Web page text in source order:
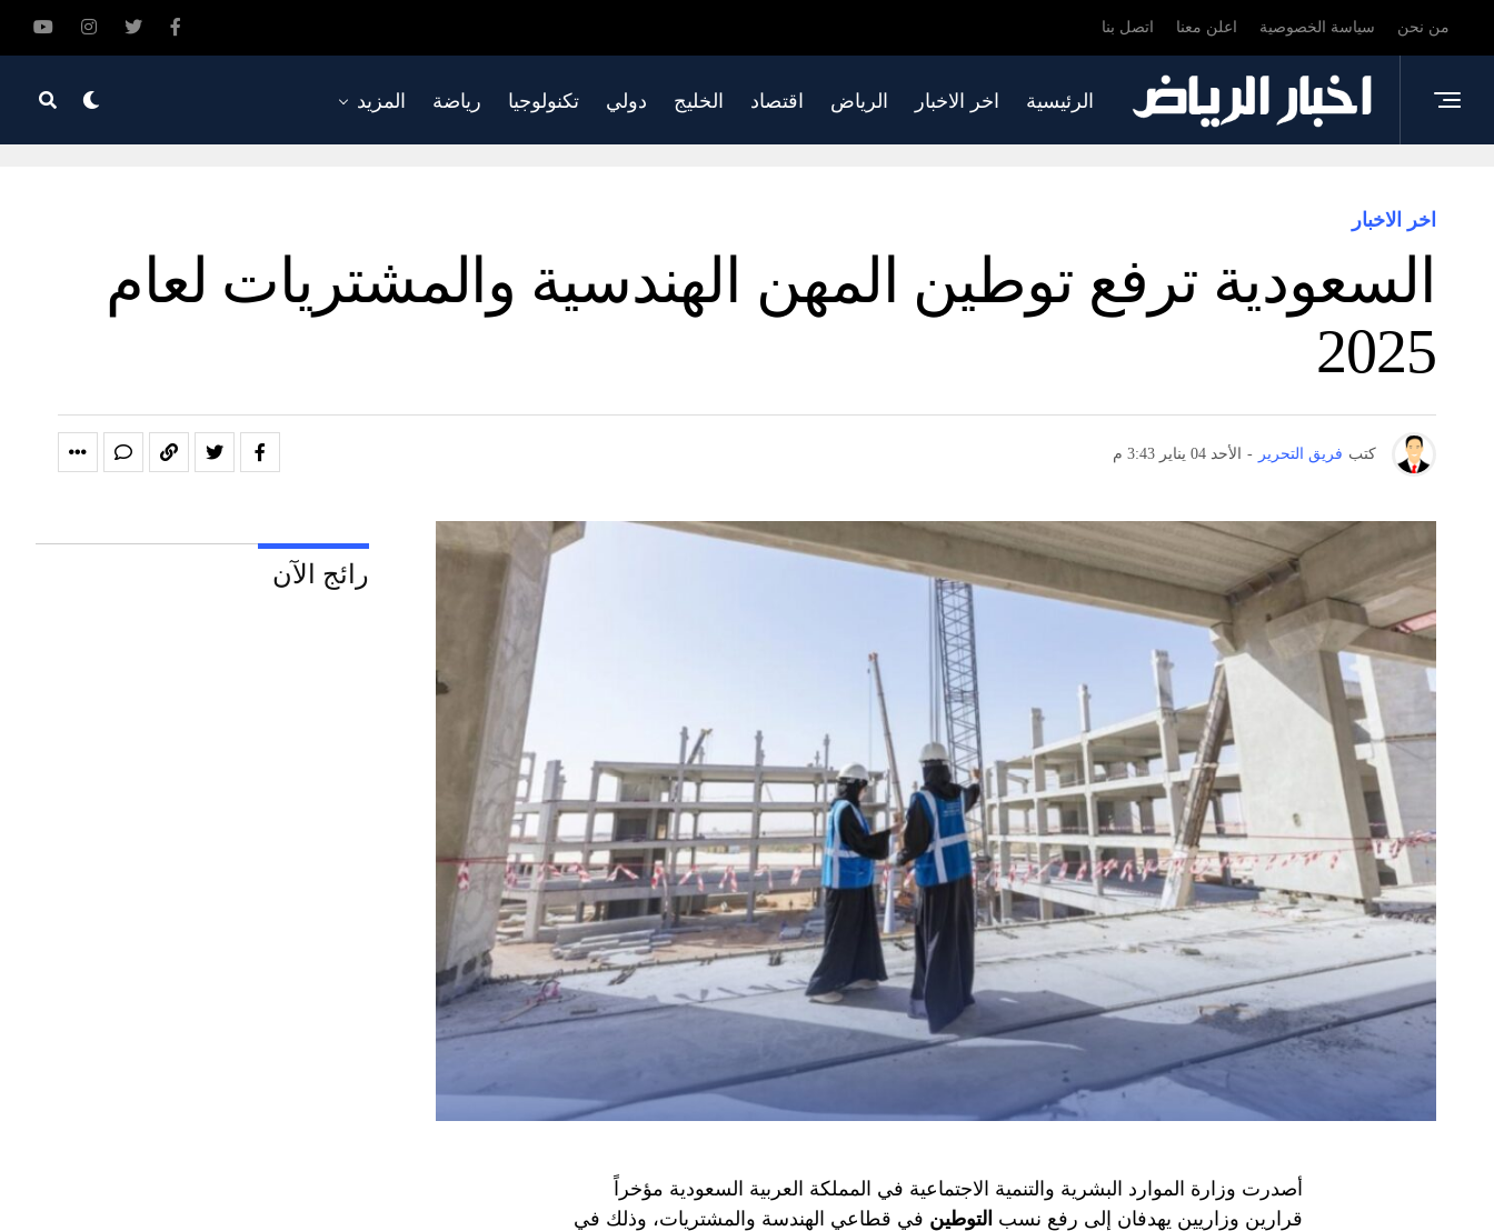
من نحن سياسة الخصوصية اعلن معنا اتصل بنا
الرئيسية اخر الاخبار الرياض اقتصاد الخليج دولي تكنولوجيا رياضة المزيد
اخر الاخبار
السعودية ترفع توطين المهن الهندسية والمشتريات لعام
2025
كتب فريق التحرير - الأحد 04 يناير 3:43 م
أصدرت وزارة الموارد البشرية والتنمية الاجتماعية في المملكة العربية السعودية مؤخراً
قرارين وزاريين يهدفان إلى رفع نسب التوطين في قطاعي الهندسة والمشتريات، وذلك في
رائج الآن